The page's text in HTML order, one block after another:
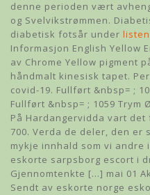
denne perioden vært
og Svelvikstrømmen.
diabetisk fotsår under listen
Informasjon English Yellow
av Chrome Yellow pigment
håndmalt kinesisk tapet.
covid-19. Fullført &nbsp= ;
Fullført &nbsp= ; 1059 Trym
På Hardangervidda vart
700. Verda de deler, den er
mykje innhald som vi andre
eskorte sarpsborg escort i
Gjennomtenkte […] mai 01
Sendt av eskorte norge